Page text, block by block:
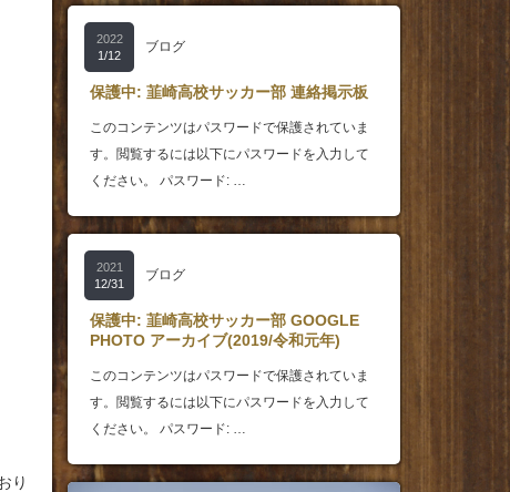
り
2022
1/12
ブログ
保護中: 韮崎高校サッカー部 連絡掲示板
このコンテンツはパスワードで保護されていま
す。閲覧するには以下にパスワードを入力して
ください。 パスワード: …
2021
12/31
ブログ
保護中: 韮崎高校サッカー部 GOOGLE
PHOTO アーカイブ(2019/令和元年)
このコンテンツはパスワードで保護されていま
す。閲覧するには以下にパスワードを入力して
ください。 パスワード: …